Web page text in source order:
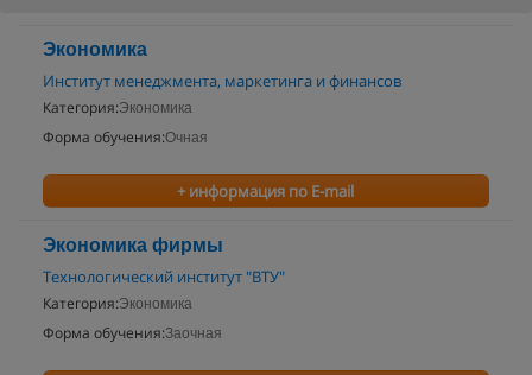
Экономика
Институт менеджмента, маркетинга и финансов
Категория:Экономика
Форма обучения:Очная
+ информация по E-mail
Экономика фирмы
Технологический институт "ВТУ"
Категория:Экономика
Форма обучения:Заочная